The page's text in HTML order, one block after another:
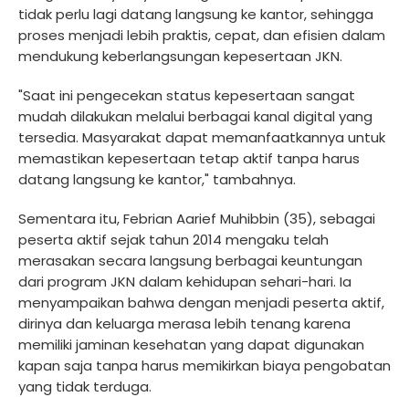
tidak perlu lagi datang langsung ke kantor, sehingga
proses menjadi lebih praktis, cepat, dan efisien dalam
mendukung keberlangsungan kepesertaan JKN.
"Saat ini pengecekan status kepesertaan sangat
mudah dilakukan melalui berbagai kanal digital yang
tersedia. Masyarakat dapat memanfaatkannya untuk
memastikan kepesertaan tetap aktif tanpa harus
datang langsung ke kantor," tambahnya.
Sementara itu, Febrian Aarief Muhibbin (35), sebagai
peserta aktif sejak tahun 2014 mengaku telah
merasakan secara langsung berbagai keuntungan
dari program JKN dalam kehidupan sehari-hari. Ia
menyampaikan bahwa dengan menjadi peserta aktif,
dirinya dan keluarga merasa lebih tenang karena
memiliki jaminan kesehatan yang dapat digunakan
kapan saja tanpa harus memikirkan biaya pengobatan
yang tidak terduga.